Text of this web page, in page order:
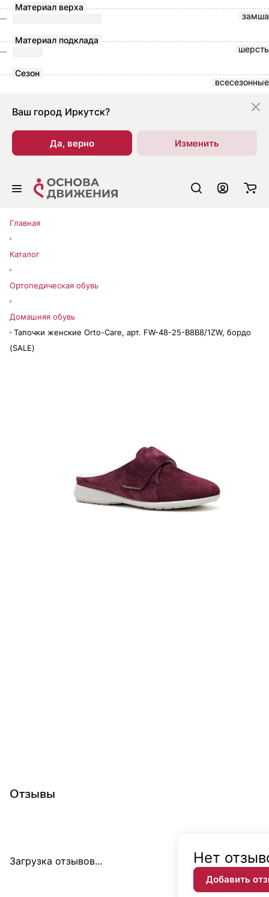
Материал верха
замша
Материал подклада
шерсть
Сезон
всесезонные
Ваш город Иркутск?
Да, верно Изменить
Главная
Каталог
Ортопедическая обувь
Домашняя обувь
Тапочки женские Orto-Care, арт. FW-48-25-B8B8/1ZW, бордо
(SALE)
Отзывы
Загрузка отзывов... Нет
Добавить